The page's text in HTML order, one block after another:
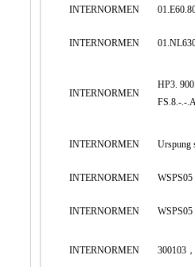
INTERNORMEN
INTERNORMEN
INTERNORMEN
HP3.
FS.8.-.-
INTERNORMEN Urspung
INTERNORMEN WSPS05
INTERNORMEN WSPS05
INTERNORMEN 300103